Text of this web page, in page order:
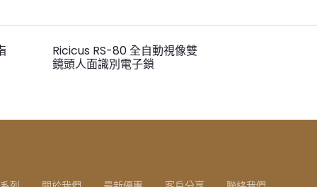
Ricicus RS-80 全自動視像雙
鏡頭人面識別電子鎖